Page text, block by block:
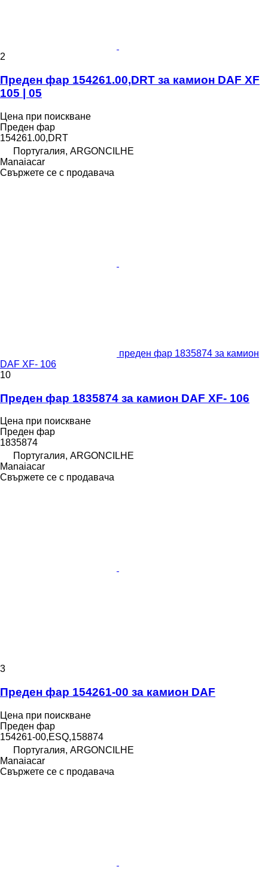
2
Преден фар 154261.00,DRT за камион DAF XF
105 | 05
Цена при поискване
Преден фар
154261.00,DRT
Португалия, ARGONCILHE
Manaiacar
Свържете се с продавача
преден фар 1835874 за камион
DAF XF- 106
10
Преден фар 1835874 за камион DAF XF- 106
Цена при поискване
Преден фар
1835874
Португалия, ARGONCILHE
Manaiacar
Свържете се с продавача
3
Преден фар 154261-00 за камион DAF
Цена при поискване
Преден фар
154261-00,ESQ,158874
Португалия, ARGONCILHE
Manaiacar
Свържете се с продавача